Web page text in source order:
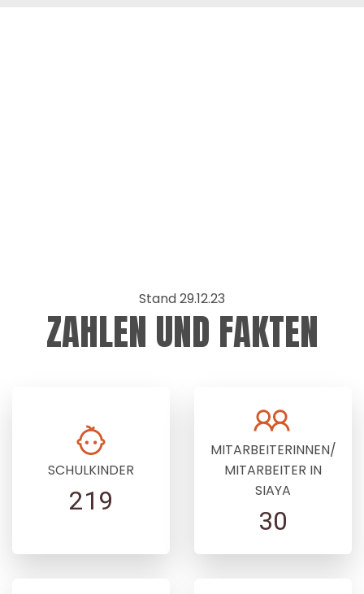
Stand 29.12.23
ZAHLEN UND FAKTEN
SCHULKINDER
219
MITARBEITERINNEN/
MITARBEITER IN
SIAYA
30